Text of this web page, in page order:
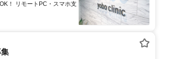
！ リモートPC・スマホ支